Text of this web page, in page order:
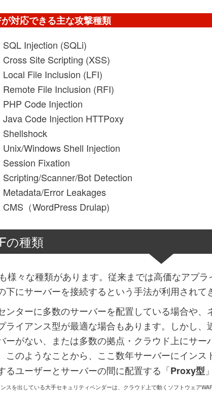
対応できる主な攻撃種類
SQL Injection (SQLi)
Cross Site Scripting (XSS)
Local File Inclusion (LFI)
Remote File Inclusion (RFI)
PHP Code Injection
Java Code Injection HTTPoxy
Shellshock
Unix/Windows Shell Injection
Session Fixation
Scripting/Scanner/Bot Detection
Metadata/Error Leakages
CMS（WordPress Drulap)
の種類
様々な種類があります。従来までは高価なアプ
下にサーバーを接続するという手法が利用されて
ンターに多数のサーバーを配置している場合や、
ライアンス型が最適な場合もあります。しかし
ーがない、または多数の拠点・クラウド上にサー
このようなことから、ここ数年サーバーにインス
るユーザーとサーバーの間に配置する「Proxy型
スを出している大手セキュリティベンダーは、クラウド上で動くソフトウェア